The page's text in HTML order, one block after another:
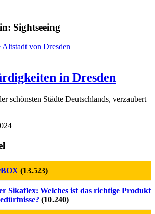
Sightseeing
in Dresden
schönsten Städte Deutschlands, verzaubert
(13.523)
Sikaflex: Welches ist das richtige Produkt
(10.240)